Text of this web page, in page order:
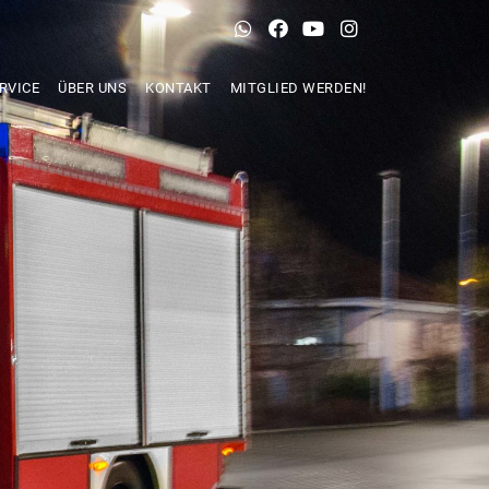
ÜBER UNS KONTAKT MITGLIED WERDEN!